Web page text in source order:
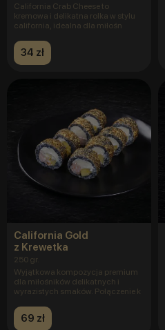
California Crab Cheese to
kremowa i delikatna rolka w stylu
california, idealna dla miłośn
34 zł
California Gold
z Krewetka
250 gr.
Wyjątkowa kompozycja premium
dla miłośników delikatnych i
wyrazistych smaków. Połączenie k
69 zł